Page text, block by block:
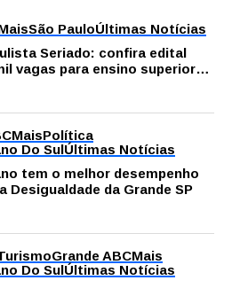
São PauloÚltimas Notícias
Seriado: confira edital
vagas para ensino superior
MaisPolítica
Do SulÚltimas Notícias
tem o melhor desempenho
Desigualdade da Grande SP
Grande ABCMais
Do SulÚltimas Notícias